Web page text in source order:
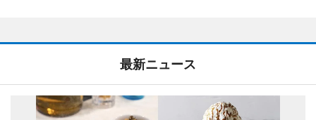
最新ニュース